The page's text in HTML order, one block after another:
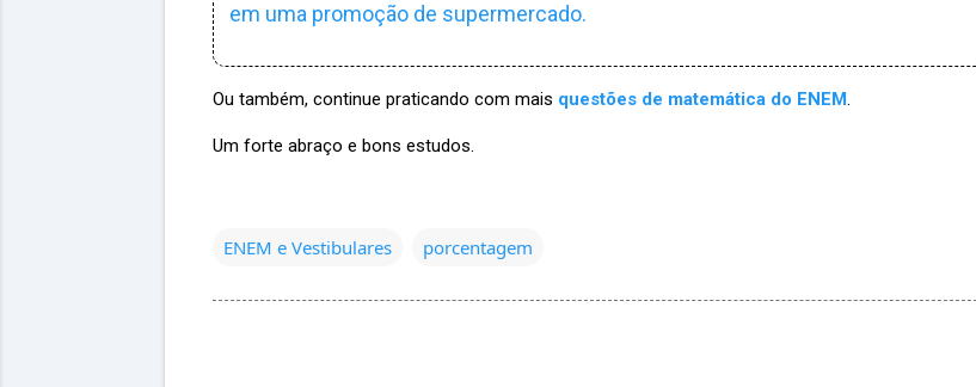
em uma promoção de supermercado.
Ou também, continue praticando com mais questões de matemática do ENEM.
Um forte abraço e bons estudos.
ENEM e Vestibulares porcentagem